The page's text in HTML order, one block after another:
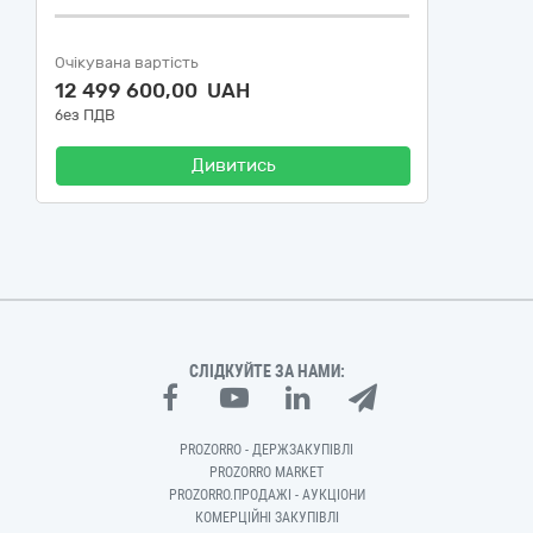
Очікувана вартість
12 499 600,00 UAH
без ПДВ
Дивитись
СЛІДКУЙТЕ ЗА НАМИ:
PROZORRO - ДЕРЖЗАКУПІВЛІ
PROZORRO MARKET
PROZORRO.ПРОДАЖІ - АУКЦІОНИ
КОМЕРЦІЙНІ ЗАКУПІВЛІ